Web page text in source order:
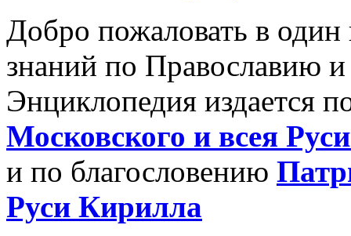
Добро пожаловать в
знаний по Православию
Энциклопедия издается
Московского и всея
и по благословению
Руси Кирилла